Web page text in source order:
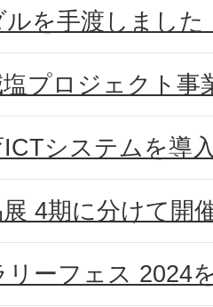
を手渡しました
塩プロジェクト
システムを導
4期に分けて開
ーフェス 2024